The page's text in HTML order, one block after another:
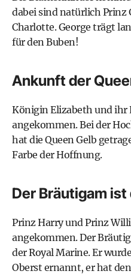
dabei sind natürlich Prinz
Charlotte. George trägt
für den Buben!
Ankunft der
Königin Elizabeth und ihr
angekommen. Bei der
hat die Queen Gelb
Farbe der Hoffnung.
Der Bräutigam ist
Prinz Harry und Prinz
angekommen. Der
der Royal Marine. Er
Oberst ernannt, er hat